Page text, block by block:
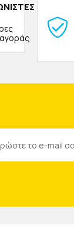
αγοράς